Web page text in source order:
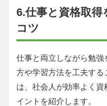
6.仕事と資格取
コツ
仕事と両立しながら勉
方や学習方法を工夫す
は、社会人が効率よく
イントを紹介します。